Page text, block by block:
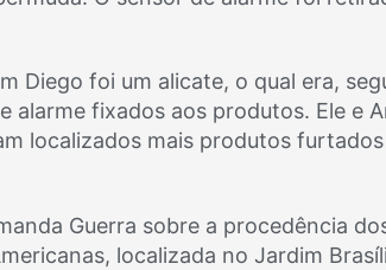
Diego foi um alicate, o qual era,
alarme fixados aos produtos. Ele e
localizados mais produtos
Guerra sobre a procedência
localizada no Jardim